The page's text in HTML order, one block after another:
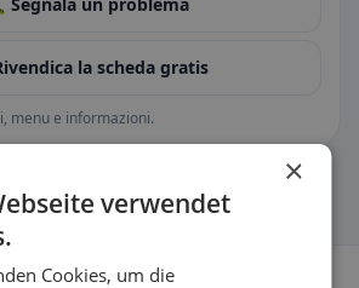
la scheda gratis
menu e informazioni.
×
verwendet
Cookies, um die